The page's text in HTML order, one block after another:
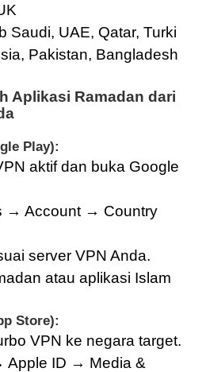
Saudi, UAE, Qatar, Turki
, Pakistan, Bangladesh
Aplikasi Ramadan dari
Play):
aktif dan buka Google
→ Account → Country
server VPN Anda.
atau aplikasi Islam
Store):
VPN ke negara target.
Apple ID → Media &